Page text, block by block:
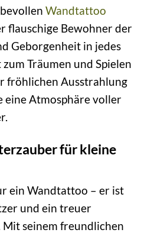
Wandtattoo
flauschige Bewohner der
Geborgenheit in jedes
Träumen und Spielen
fröhlichen Ausstrahlung
eine Atmosphäre voller
für kleine
ein Wandtattoo – er ist
und ein treuer
seinem freundlichen